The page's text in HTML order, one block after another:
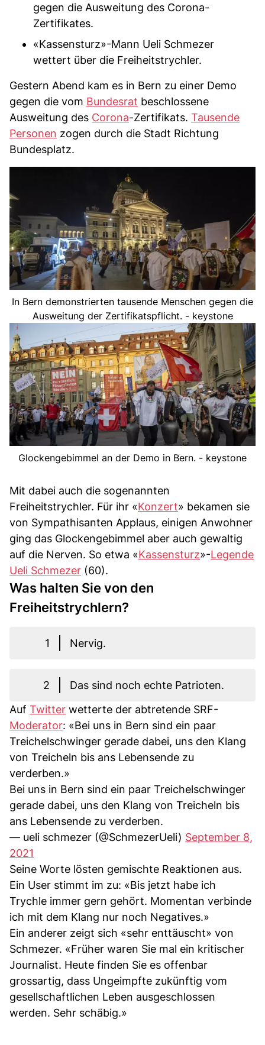
gegen die Ausweitung des Corona-
Zertifikates.
«Kassensturz»-Mann Ueli Schmezer
wettert über die Freiheitstrychler.
Gestern Abend kam es in Bern zu einer Demo
gegen die vom Bundesrat beschlossene
Ausweitung des Corona-Zertifikats. Tausende
Personen zogen durch die Stadt Richtung
Bundesplatz.
In Bern demonstrierten tausende Menschen gegen die
Ausweitung der Zertifikatspflicht. - keystone
Glockengebimmel an der Demo in Bern. - keystone
Mit dabei auch die sogenannten
Freiheitstrychler. Für ihr «Konzert» bekamen sie
von Sympathisanten Applaus, einigen Anwohner
ging das Glockengebimmel aber auch gewaltig
auf die Nerven. So etwa «Kassensturz»-Legende
Ueli Schmezer (60).
Was halten Sie von den
Freiheitstrychlern?
1 Nervig.
2
Das sind noch echte Patrioten.
Auf Twitter wetterte der abtretende SRF-
Moderator: «Bei uns in Bern sind ein paar
Treichelschwinger gerade dabei, uns den Klang
von Treicheln bis ans Lebensende zu
verderben.»
Bei uns in Bern sind ein paar Treichelschwinger
gerade dabei, uns den Klang von Treicheln bis
ans Lebensende zu verderben.
— ueli schmezer (@SchmezerUeli) September 8,
2021
Seine Worte lösten gemischte Reaktionen aus.
Ein User stimmt im zu: «Bis jetzt habe ich
Trychle immer gern gehört. Momentan verbinde
ich mit dem Klang nur noch Negatives.»
Ein anderer zeigt sich «sehr enttäuscht» von
Schmezer. «Früher waren Sie mal ein kritischer
Journalist. Heute finden Sie es offenbar
grossartig, dass Ungeimpfte zukünftig vom
gesellschaftlichen Leben ausgeschlossen
werden. Sehr schäbig.»